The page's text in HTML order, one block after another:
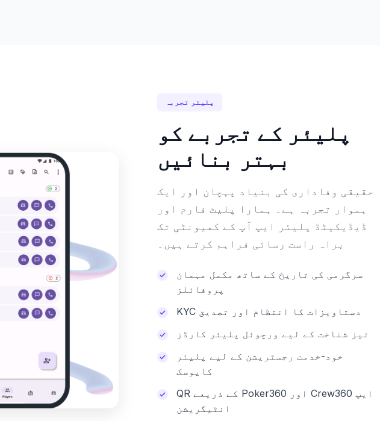
پلیئر تجربہ
پلیئر کے تجربے کو
بہتر بنائیں
حقیقی وفاداری کی بنیاد پہچان اور ایک
ہموار تجربہ ہے۔ ہمارا پلیٹ فارم اور
ڈیڈیکیٹڈ پلیئر ایپ آپ کے کمیونٹی تک
براہ راست رسائی فراہم کرتے ہیں۔
سرگرمی کی تاریخ کے ساتھ مکمل مہمان
پروفائلز
KYC دستاویزات کا انتظام اور تصدیق
تیز شناخت کے لیے ورچوئل پلیئر کارڈز
خود-خدمت رجسٹریشن کے لیے پلیئر
کایوسک
QR کے ذریعے Poker360 اور Crew360 ایپ
انٹیگریشن